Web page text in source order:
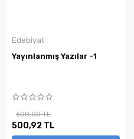
Edebiyat
Yayınlanmış Yazılar -1
600,00 TL
500,92 TL